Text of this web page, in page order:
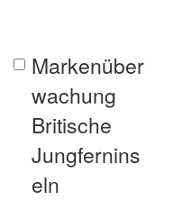
Markenüber
wachung
Britische
Jungfernins
eln
In
Warenkorb